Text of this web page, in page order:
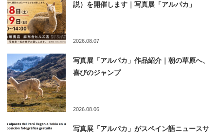
説）を開催します｜写真展「アルパカ」
2026.08.07
写真展「アルパカ」作品紹介｜朝の草原へ、
喜びのジャンプ
2026.08.06
写真展「アルパカ」がスペイン語ニュースサ